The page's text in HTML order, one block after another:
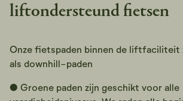
liftondersteund fietsen
Onze fietspaden binnen de liftfaciliteit
als downhill-paden
● Groene paden zijn geschikt voor alle